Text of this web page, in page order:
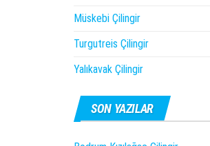
Müskebi Çilingir
Turgutreis Çilingir
Yalıkavak Çilingir
SON YAZILAR